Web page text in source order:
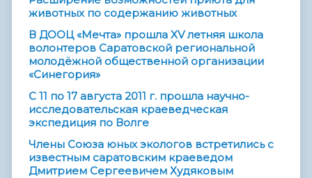
животных по содержанию животных
В ДООЦ «Мечта» прошла XV летняя школа
волонтеров Саратовской региональной
молодёжной общественной организации
«Синегория»
С 11 по 17 августа 2011 г. прошла научно-
исследовательская краеведческая
экспедиция по Волге
Члены Союза юных экологов встретились с
известным саратовским краеведом
Дмитрием Сергеевичем Худяковым